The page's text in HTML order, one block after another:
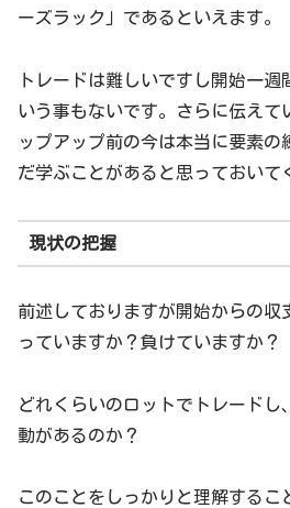
ーズラック」であるといえます。
トレードは難しいですし開始一
いう事もないです。さらに伝えて
ップアップ前の今は本当に要素の
だ学ぶことがあると思っておいて
現状の把握
前述しておりますが開始からの収
っていますか？負けていますか？
どれくらいのロットでトレードし
動があるのか？
このことをしっかりと理解するこ